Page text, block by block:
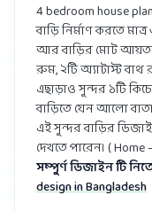
4 bedroom house
বাড়ি নির্মাণ করতে
আর বাড়ির মোট আয়তন
রুম, ২টি অ্যাটাস্ট বাথ
এছাড়াও সুন্দর ১টি
বাড়িতে যেন আলো
এই সুন্দর বাড়ির
দেখতে পারেন। ( Home
সম্পুর্ণ ডিজাইন টি
design in Bangladesh